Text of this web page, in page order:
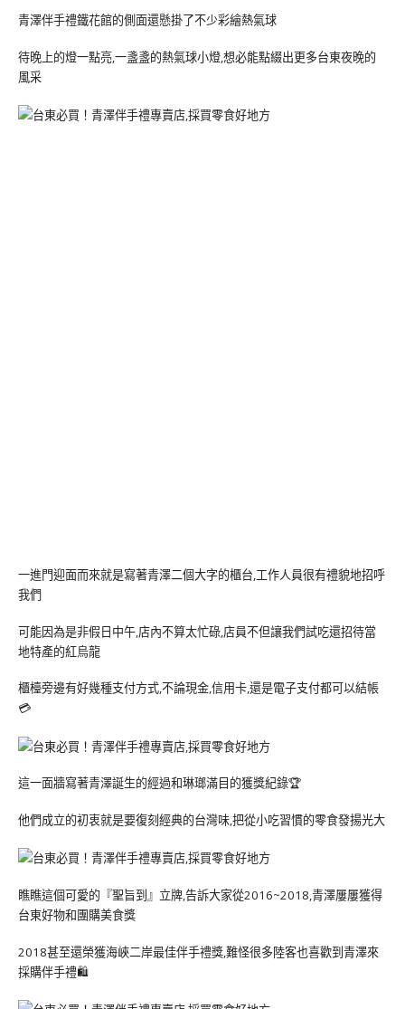
青澤伴手禮鐵花館的側面還懸掛了不少彩繪熱氣球
待晚上的燈一點亮,一盞盞的熱氣球小燈,想必能點綴出更多台東夜晚的
風采
一進門迎面而來就是寫著青澤二個大字的櫃台,工作人員很有禮貌地招呼
我們
可能因為是非假日中午,店內不算太忙碌,店員不但讓我們試吃還招待當
地特產的紅烏龍
櫃檯旁邊有好幾種支付方式,不論現金,信用卡,還是電子支付都可以結帳
💳
這一面牆寫著青澤誕生的經過和琳瑯滿目的獲獎紀錄🏆
他們成立的初衷就是要復刻經典的台灣味,把從小吃習慣的零食發揚光大
瞧瞧這個可愛的『聖旨到』立牌,告訴大家從2016~2018,青澤屢屢獲得
台東好物和團購美食獎
2018甚至還榮獲海峽二岸最佳伴手禮獎,難怪很多陸客也喜歡到青澤來
採購伴手禮🛍️